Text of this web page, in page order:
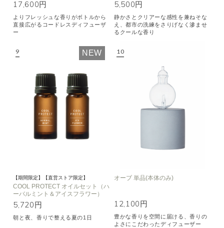
17,600円
よりフレッシュな香りがボトルから
直接広がるコードレスディフューザ
ー
5,500円
静かさとクリアーな感性を兼ねそな
え、都市の洗練をさりげなく滲ませ
るクールな香り
NEW
【期間限定】【直営ストア限定】
COOL PROTECT オイルセット（ハ
ーバルミント＆アイスフラワー）
5,720円
朝と夜、香りで整える夏の1日
オーブ 単品(本体のみ)
12,100円
豊かな香りを空間に届ける、香りの
よさにこだわったディフューザー